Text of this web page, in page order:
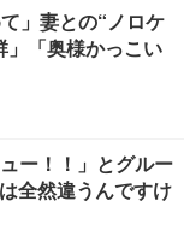
」妻との“ノロケ
」「奥様かっこい
ー！！」とグルー
全然違うんですけ